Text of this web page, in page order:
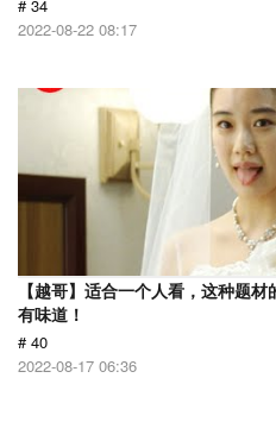
# 34
2022-08-22 08:17
【越哥】适合一个人看，这种题
有味道！
# 40
2022-08-17 06:36